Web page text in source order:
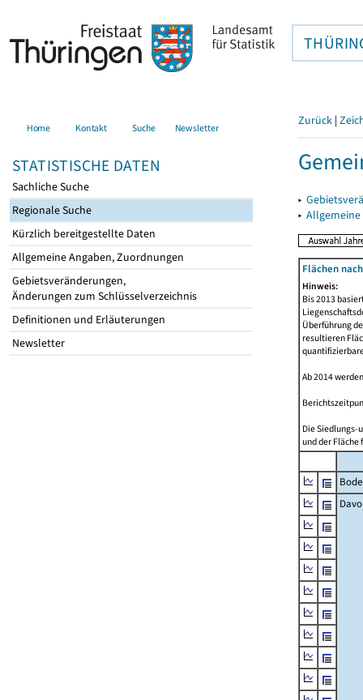
Home Kontakt Suche Newsletter
STATISTISCHE DATEN
Sachliche Suche
Regionale Suche
Kürzlich bereitgestellte Daten
Allgemeine Angaben, Zuordnungen
Gebietsveränderungen,
Änderungen zum Schlüsselverzeichnis
Definitionen und Erläuterungen
Newsletter
Zurück |
▸
▸
Flächen
Hinweis:
Bis 2013
Überführung
resultieren
Ab 2014
Die Siedlungs-
und der Fläche